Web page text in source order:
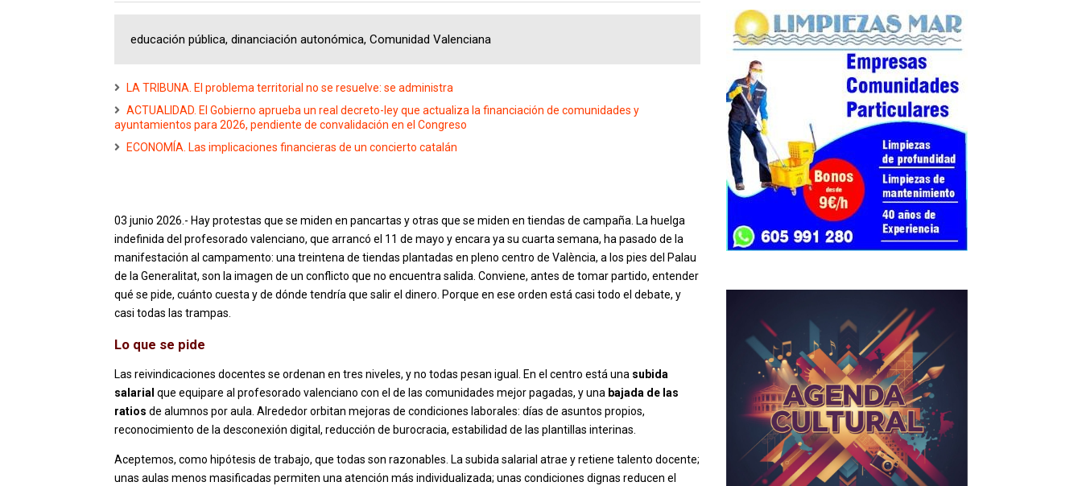
educación pública, dinanciación autonómica, Comunidad Valenciana
LA TRIBUNA. El problema territorial no se resuelve: se administra
ACTUALIDAD. El Gobierno aprueba un real decreto-ley que actualiza la financiación de comunidades y
ayuntamientos para 2026, pendiente de convalidación en el Congreso
ECONOMÍA. Las implicaciones financieras de un concierto catalán
03 junio 2026.- Hay protestas que se miden en pancartas y otras que se miden en tiendas de campaña. La huelga
indefinida del profesorado valenciano, que arrancó el 11 de mayo y encara ya su cuarta semana, ha pasado de la
manifestación al campamento: una treintena de tiendas plantadas en pleno centro de València, a los pies del Palau
de la Generalitat, son la imagen de un conflicto que no encuentra salida. Conviene, antes de tomar partido, entender
qué se pide, cuánto cuesta y de dónde tendría que salir el dinero. Porque en ese orden está casi todo el debate, y
casi todas las trampas.
Lo que se pide
Las reivindicaciones docentes se ordenan en tres niveles, y no todas pesan igual. En el centro está una subida
salarial que equipare al profesorado valenciano con el de las comunidades mejor pagadas, y una bajada de las
ratios de alumnos por aula. Alrededor orbitan mejoras de condiciones laborales: días de asuntos propios,
reconocimiento de la desconexión digital, reducción de burocracia, estabilidad de las plantillas interinas.
Aceptemos, como hipótesis de trabajo, que todas son razonables. La subida salarial atrae y retiene talento docente;
unas aulas menos masificadas permiten una atención más individualizada; unas condiciones dignas reducen el